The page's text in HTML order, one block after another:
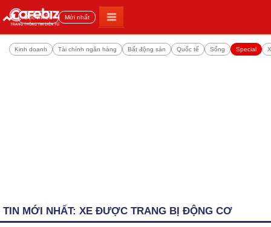
Đọc nhiều Mới nhất
Kinh doanh Tài chính ngân hàng Bất động sản Quốc tế Sống Special
TIN MỚI NHẤT: XE ĐƯỢC TRANG BỊ ĐỘNG CƠ